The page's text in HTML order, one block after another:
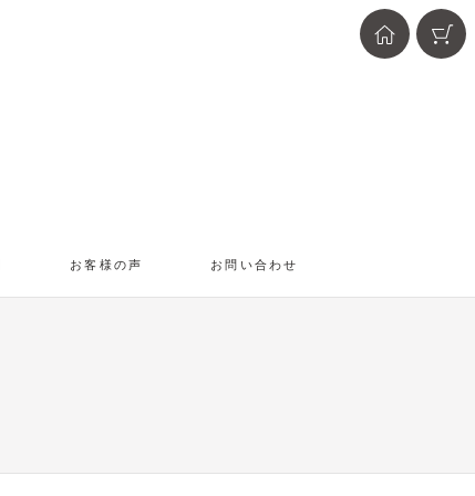
お客様の声 お問い合わせ